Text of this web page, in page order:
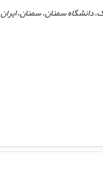
دانشگاه سمنان، سمنان، ایران